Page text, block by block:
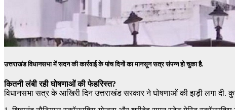
उत्तराखंड विधानसभा में सदन की कार्रवाई के पांच दिनों का मानसून सत्र संपन्न हो चुका है.
कितनी लंबी रही घोषणाओं की फेहरिस्त?
विधानसभा सत्र के आखिरी दिन उत्तराखंड सरकार ने घोषणाओं की झड़ी लगा दी.